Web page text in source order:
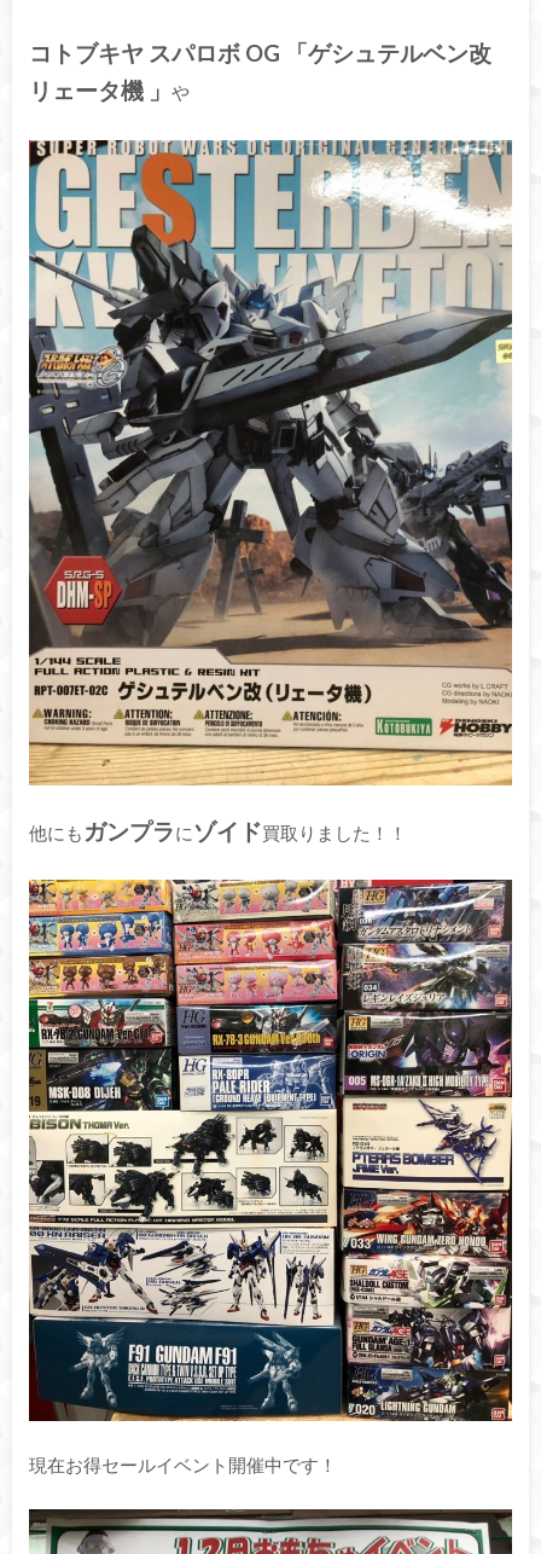
コトブキヤ スパロボ OG 「ゲシュテルベン改
リェータ機 」 や
他にも ガンプラにゾイド買取りました！！
現在お得セールイベント開催中です！